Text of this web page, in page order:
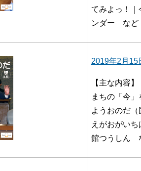
てみよっ！｜
ンダー など
2019年2月15
【主な内容】
まちの「今
ようおのだ（
えがおがい
館つうしん